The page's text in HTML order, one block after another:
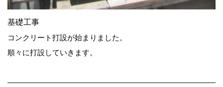
基礎工事
コンクリート打設が始まりました。
順々に打設していきます。